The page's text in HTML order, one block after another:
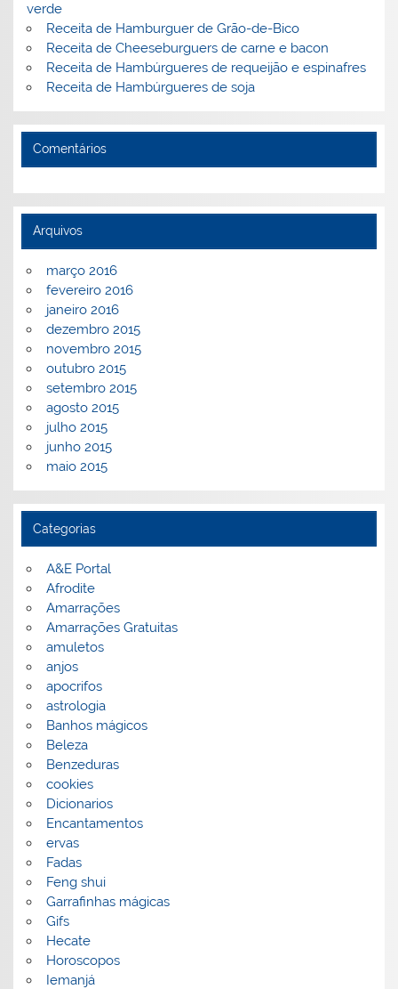
k
l
verde
Receita de Hamburguer de Grão-de-Bico
Receita de Cheeseburguers de carne e bacon
Receita de Hambúrgueres de requeijão e espinafres
Receita de Hambúrgueres de soja
Comentários
Arquivos
março 2016
fevereiro 2016
janeiro 2016
dezembro 2015
novembro 2015
outubro 2015
setembro 2015
agosto 2015
julho 2015
junho 2015
maio 2015
Categorias
A&E Portal
Afrodite
Amarrações
Amarrações Gratuitas
amuletos
anjos
apocrifos
astrologia
Banhos mágicos
Beleza
Benzeduras
cookies
Dicionarios
Encantamentos
ervas
Fadas
Feng shui
Garrafinhas mágicas
Gifs
Hecate
Horoscopos
Iemanjá